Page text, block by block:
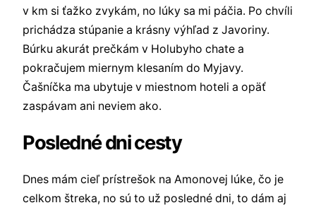
v km si ťažko zvykám, no lúky sa mi páčia. Po chvíli
prichádza stúpanie a krásny výhľad z Javoriny.
Búrku akurát prečkám v Holubyho chate a
pokračujem miernym klesaním do Myjavy.
Čašníčka ma ubytuje v miestnom hoteli a opäť
zaspávam ani neviem ako.
Posledné dni cesty
Dnes mám cieľ prístrešok na Amonovej lúke, čo je
celkom štreka, no sú to už posledné dni, to dám aj